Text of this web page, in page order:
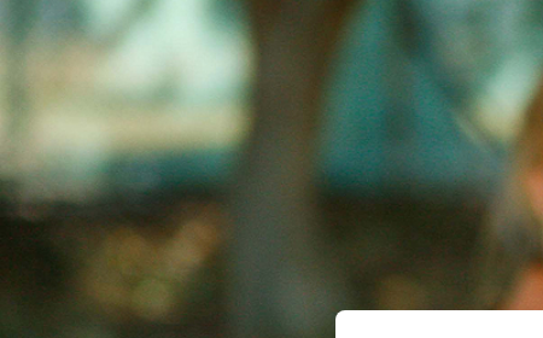
Прескочи на основното съдържание